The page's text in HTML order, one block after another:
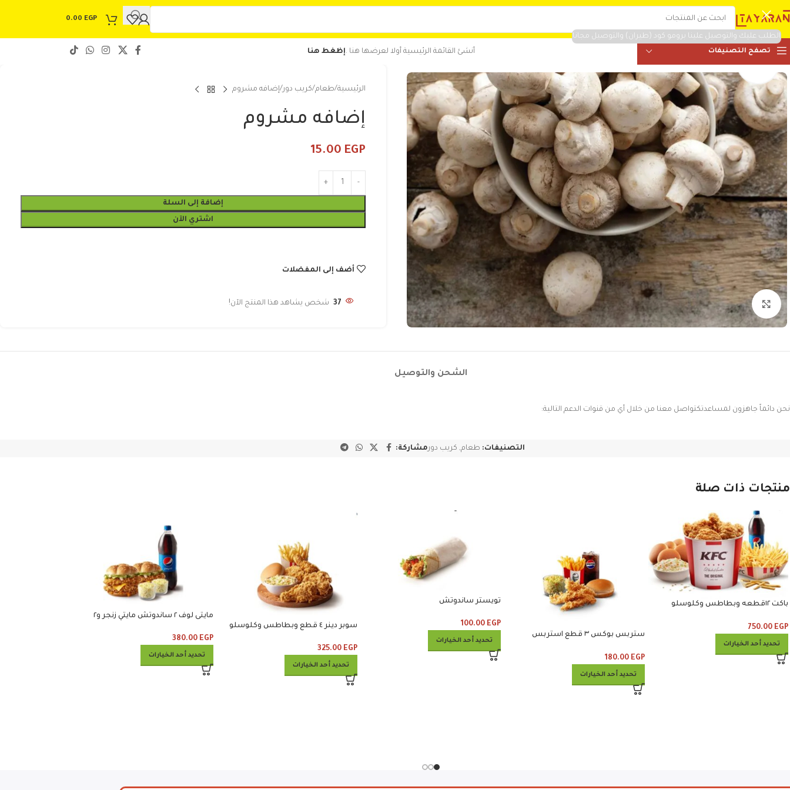
الطلب عليك والتوصيل علينا برومو كود (طيران) والتوصيل مجانا
0.00 EGP
تصفح التصنيفات أنشئ القائمة الرئيسية أولا لعرضها هنا .إظغط هنا
Click to enlarge
الرئيسية طعام كريب دور إضافه مشروم
إضافه مشروم
15.00 EGP
إضافة إلى السلة
اشتري الآن
أضف إلى المفضلات
37 شخص يشاهد هذا المنتج الآن!
الشحن والتوصيل
نحن دائماً جاهزون لمساعدتكتواصل معنا من خلال أي من قنوات الدعم التالية:
التصنيفات: طعام, كريب دورمشاركة:
منتجات ذات صلة
باكت ١٢قطعه وبطاطس وكلوسلو
750.00 EGP
تحديد أحد الخيارات
ستربس بوكس ٣ قطع استربس
180.00 EGP
تحديد أحد الخيارات
تويستر ساندوتش
100.00 EGP
تحديد أحد الخيارات
سوبر دينر ٤ قطع وبطاطس وكلوسلو
325.00 EGP
تحديد أحد الخيارات
مايتى لوف ٢ ساندوتش مايتي زنجر و٢
380.00 EGP
تحديد أحد الخيارات